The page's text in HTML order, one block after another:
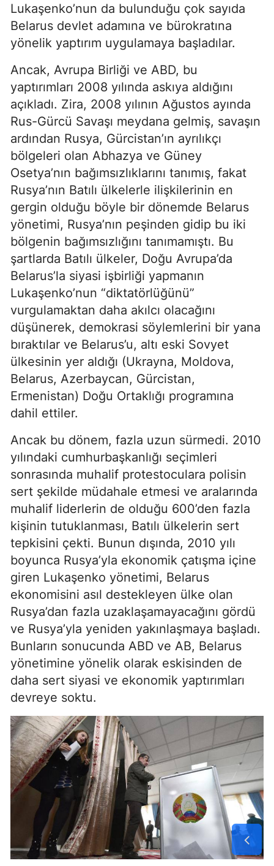
Lukaşenko’nun da bulunduğu çok sayıda
Belarus devlet adamına ve bürokratına
yönelik yaptırım uygulamaya başladılar.
Ancak, Avrupa Birliği ve ABD, bu
yaptırımları 2008 yılında askıya aldığını
açıkladı. Zira, 2008 yılının Ağustos ayında
Rus-Gürcü Savaşı meydana gelmiş, savaşın
ardından Rusya, Gürcistan’ın ayrılıkçı
bölgeleri olan Abhazya ve Güney
Osetya’nın bağımsızlıklarını tanımış, fakat
Rusya’nın Batılı ülkelerle ilişkilerinin en
gergin olduğu böyle bir dönemde Belarus
yönetimi, Rusya’nın peşinden gidip bu iki
bölgenin bağımsızlığını tanımamıştı. Bu
şartlarda Batılı ülkeler, Doğu Avrupa’da
Belarus’la siyasi işbirliği yapmanın
Lukaşenko’nun “diktatörlüğünü”
vurgulamaktan daha akılcı olacağını
düşünerek, demokrasi söylemlerini bir yana
bıraktılar ve Belarus’u, altı eski Sovyet
ülkesinin yer aldığı (Ukrayna, Moldova,
Belarus, Azerbaycan, Gürcistan,
Ermenistan) Doğu Ortaklığı programına
dahil ettiler.
Ancak bu dönem, fazla uzun sürmedi. 2010
yılındaki cumhurbaşkanlığı seçimleri
sonrasında muhalif protestoculara polisin
sert şekilde müdahale etmesi ve aralarında
muhalif liderlerin de olduğu 600’den fazla
kişinin tutuklanması, Batılı ülkelerin sert
tepkisini çekti. Bunun dışında, 2010 yılı
boyunca Rusya’yla ekonomik çatışma içine
giren Lukaşenko yönetimi, Belarus
ekonomisini asıl destekleyen ülke olan
Rusya’dan fazla uzaklaşamayacağını gördü
ve Rusya’yla yeniden yakınlaşmaya başladı.
Bunların sonucunda ABD ve AB, Belarus
yönetimine yönelik olarak eskisinden de
daha sert siyasi ve ekonomik yaptırımları
devreye soktu.